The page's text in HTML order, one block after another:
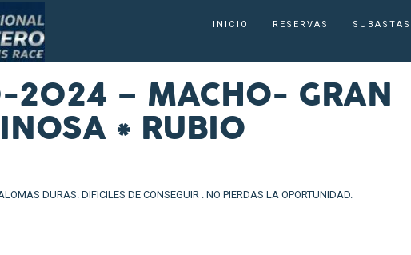
INICIO RESERVAS SUBASTAS
2024 – MACHO- GRAN
* RUBIO
DURAS. DIFICILES DE CONSEGUIR . NO PIERDAS LA OPORTUNIDAD.